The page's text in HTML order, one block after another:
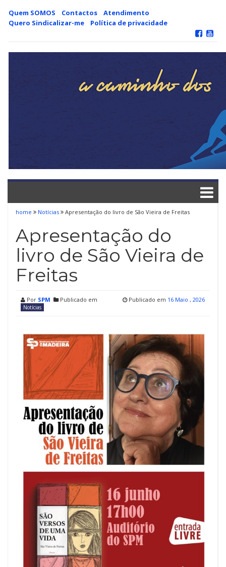
Skip
content
Quem SOMOS Contactos
Atendimento
Quero Sindicalizar-me
Política de privacidade
home Notícias Apresentação do livro de São Vieira de Freitas
Apresentação do
livro de São Vieira de
Freitas
Por SPM Publicado em
Notícias
Publicado em 16 Maio , 2026